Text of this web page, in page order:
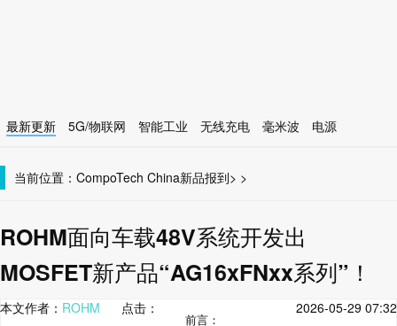
最新更新 5G/物联网 智能工业 无线充电 毫米波
电源
当前位置： CompoTech China >
新品报到 >
ROHM面向车载48V系统开发出
MOSFET新产品“AG16xFNxx系列”！
本文作者： ROHM 点击： 2026-05-29 07:32
前言：